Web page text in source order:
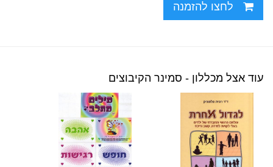
לחצו להזמנה
עוד אצל מכללון - סמינר הקיבוצים